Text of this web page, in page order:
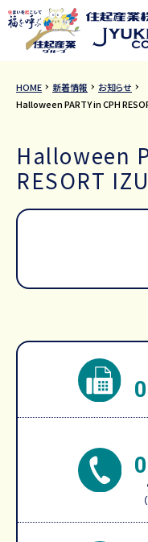
HOME 新着情報
お知らせ
Halloween PARTY in CPH
Halloween
RESORT IZU